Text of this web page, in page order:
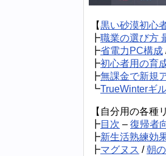
【黒い砂漠初心
┣職業の選び方
┣省電力PC構成
┣初心者用の育
┣無課金で新規
┗TrueWinterギ
【自分用の各種
┣目次 – 復帰者
┣新生活熟練効
┣マグヌス /朝